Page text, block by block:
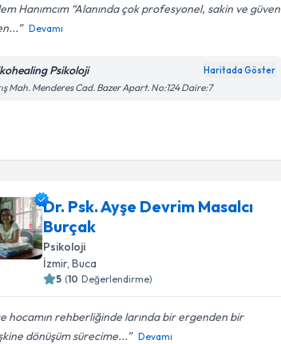
Hanımcım “Alanında çok profesyonel, sakin ve güven
Devamı
Psikoloji Haritada Göster
Mah. Menderes Cad. Bazer Apart. No:124 Daire:7
Dr. Psk. Ayşe Devrim Masalcı
Burçak
Psikoloji
İzmir, Buca
5 (10 Değerlendirme)
hocamın rehberliğinde larında bir ergenden bir
dönüşüm sürecime...
Devamı